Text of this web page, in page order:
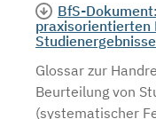
BfS-
praxisorientierten
Glossar zur
Beurteilung von
(systematischer